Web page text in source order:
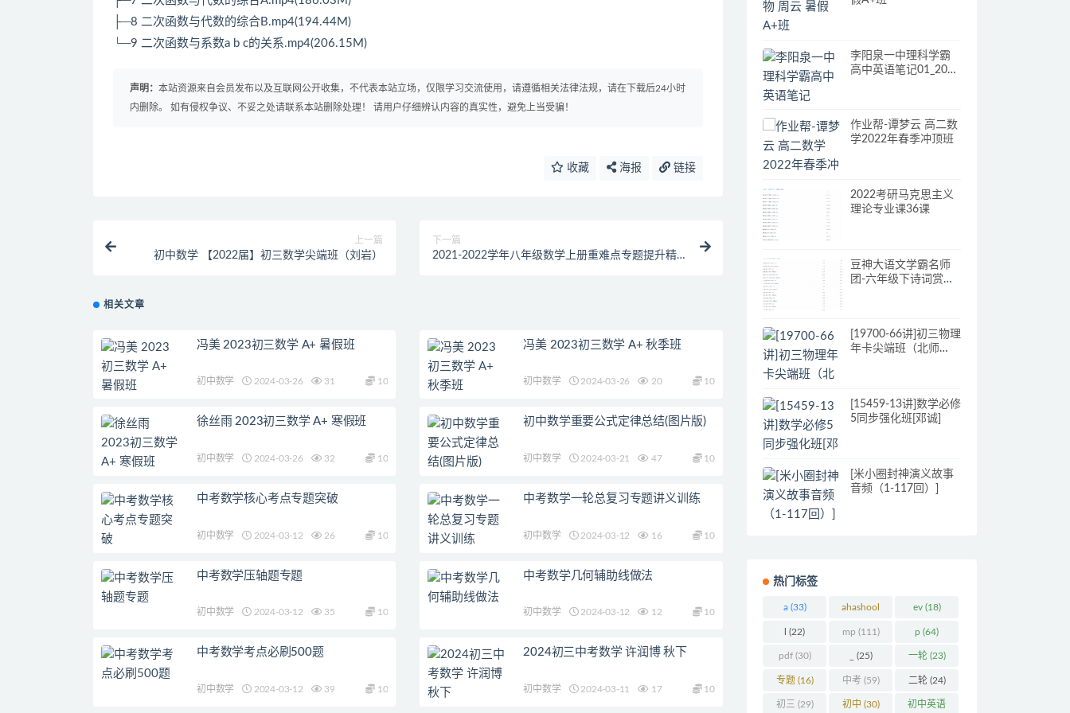
├─8 二次函数与代数的综合B.mp4(194.44M)
└─9 二次函数与系数a b c的关系.mp4(206.15M)
声明： 本站资源来自会员发布以及互联网公开收集，不代表本站立场，仅限学习交流使用，请遵循相关法律法规，请在下载后24小时
内删除。 如有侵权争议、不妥之处请联系本站删除处理！ 请用户仔细辨认内容的真实性，避免上当受骗！
收藏 海报 链接
上一篇
初中数学 【2022届】初三数学尖端班（刘岩）
下一篇
2021-2022学年八年级数学上册重难点专题提升精
相关文章
冯美 2023初三数学 A+ 暑假班
初中数学 2024-03-26 31 10
冯美 2023初三数学 A+ 秋季班
初中数学 2024-03-26 20 10
徐丝雨 2023初三数学 A+ 寒假班
初中数学 2024-03-26 32 10
初中数学重要公式定律总结(图片版)
初中数学 2024-03-21 47 10
中考数学核心考点专题突破
初中数学 2024-03-12 26 10
中考数学一轮总复习专题讲义训练
初中数学 2024-03-12 16 10
中考数学压轴题专题
初中数学 2024-03-12 35 10
中考数学几何辅助线做法
初中数学 2024-03-12 12 10
中考数学考点必刷500题
初中数学 2024-03-12 39 10
2024初三中考数学 许润博 秋下
初中数学 2024-03-11 17 10
李阳泉一中理科学霸
高中英语笔记01_2014
作业帮-谭梦云 高二数
学2022年春季冲顶班
2022考研马克思主义
理论专业课36课
豆神大语文学霸名师
团-六年级下诗词赏析
[19700-66讲]初三物理
年卡尖端班（北师
[15459-13讲]数学必修
5同步强化班[邓诚]
[米小圈封神演义故事
音频（1-117回）]
热门标签
a(33) ahashool
(29)
ev(18)
(22) mp (111) p (64)
pdf(30) (25) 一轮(23)
专题 (16) 中考 (59) 二轮(24)
初三 (29) 初中 (30) 初中英语